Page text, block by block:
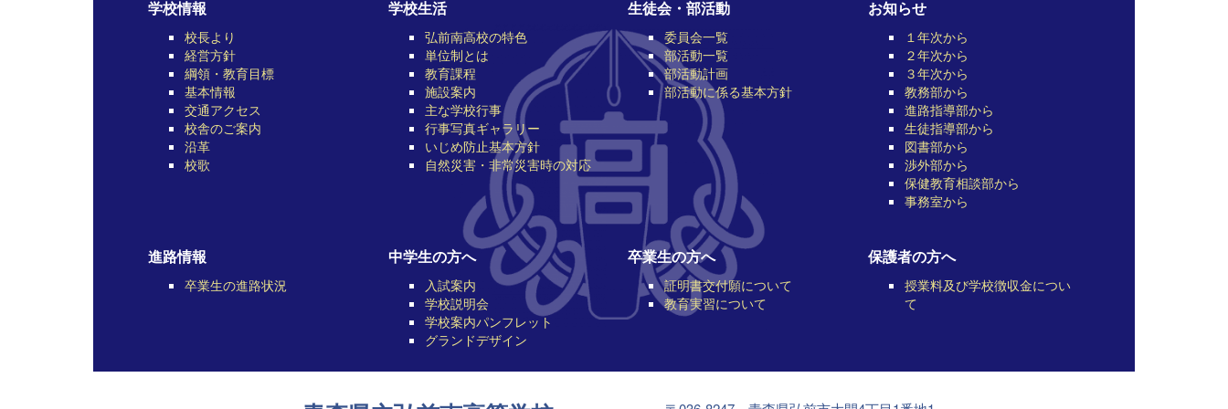
学校情報
校長より
経営方針
綱領・教育目標
基本情報
交通アクセス
校舎のご案内
沿革
校歌
学校生活
弘前南高校の特色
単位制とは
教育課程
施設案内
主な学校行事
行事写真ギャラリー
いじめ防止基本方針
自然災害・非常災害時の対応
生徒会・部活動
委員会一覧
部活動一覧
部活動計画
部活動に係る基本方針
お知らせ
１年次から
２年次から
３年次から
教務部から
進路指導部から
生徒指導部から
図書部から
渉外部から
保健教育相談部から
事務室から
進路情報
卒業生の進路状況
中学生の方へ
入試案内
学校説明会
学校案内パンフレット
グランドデザイン
卒業生の方へ
証明書交付願について
教育実習について
保護者の方へ
授業料及び学校徴収金につい
て